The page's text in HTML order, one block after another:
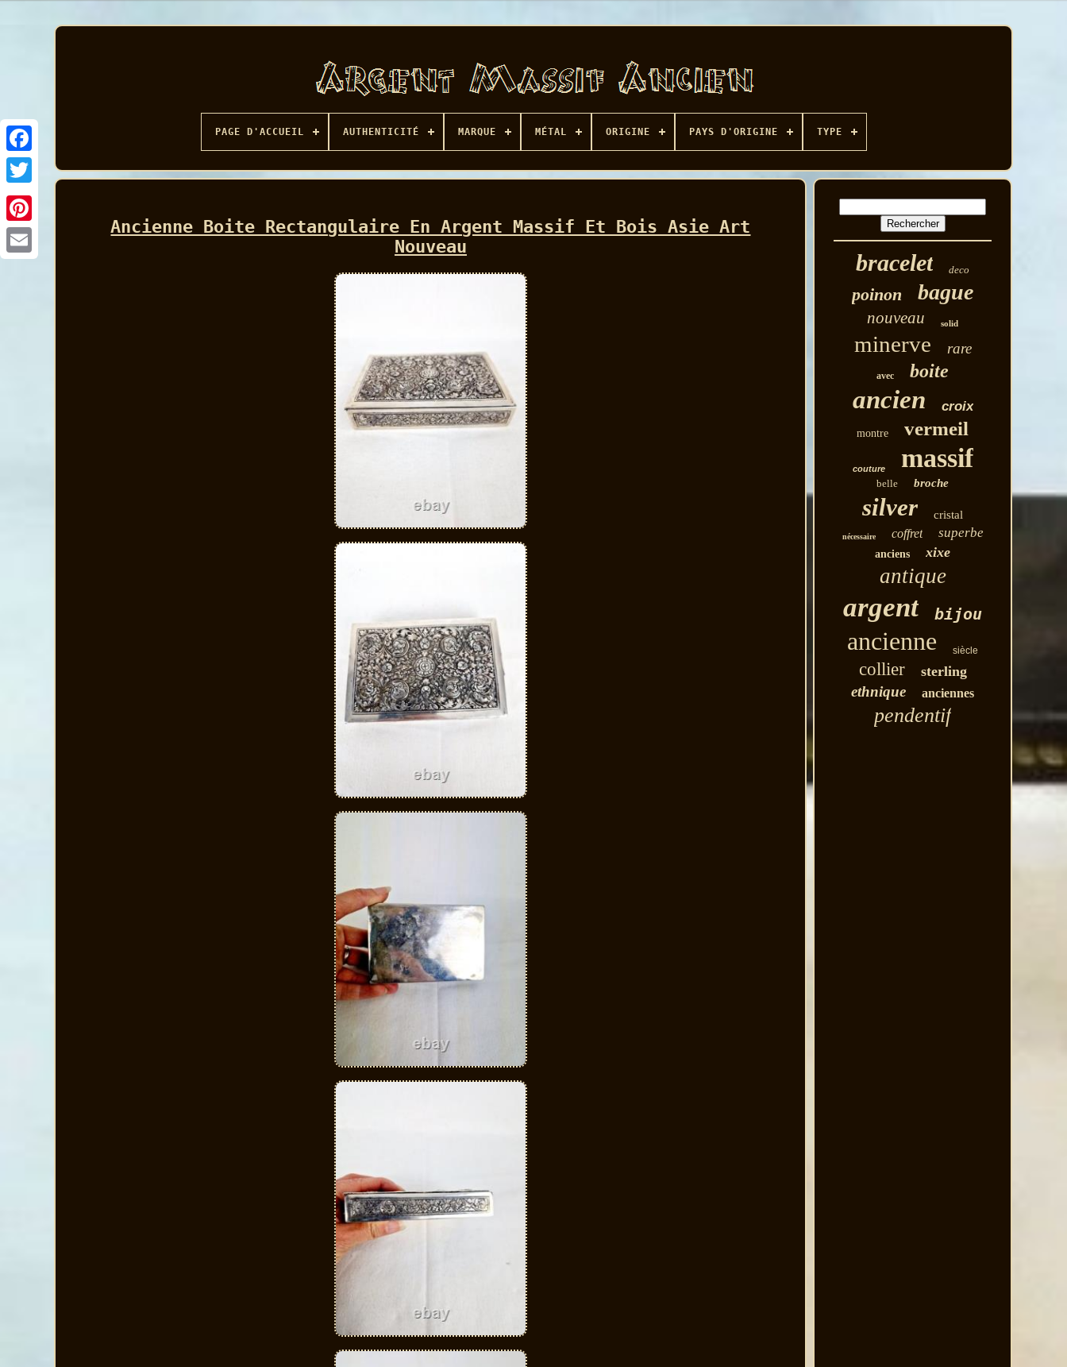
Facebook
PAGE D'ACCUEIL AUTHENTICITÉ MARQUE MÉTAL ORIGINE PAYS D'ORIGINE TYPE
Ancienne Boite Rectangulaire En Argent Massif Et Bois Asie Art
Nouveau
bracelet deco
poinon bague
nouveau solid
minerve rare
avec boite
ancien croix
montre vermeil
couture massif
belle broche
silver cristal
nécessaire coffret superbe
anciens xixe
antique
argent bijou
ancienne siècle
collier sterling
ethnique anciennes
pendentif